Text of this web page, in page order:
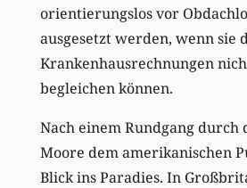
orientierungslos vor
ausgesetzt werden, wenn sie
Krankenhausrechnungen
begleichen können.
Nach einem Rundgang
Moore dem amerikanischen
Blick ins Paradies. In